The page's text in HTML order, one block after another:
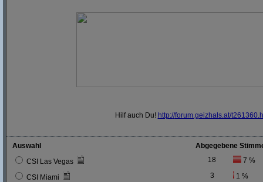
Hilf auch Du! http://forum.geizhals.at/
Auswahl
Abgegebene
CSI Las Vegas
18 7 %
CSI Miami 3 1 %